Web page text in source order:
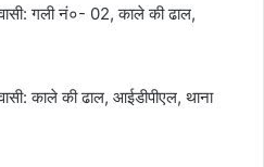
गली नं०- 02, काले की ढाल,
काले की ढाल, आईडीपीएल, थाना